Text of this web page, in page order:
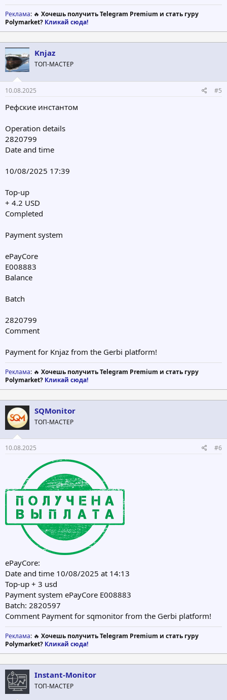
Реклама: 🔥 Хочешь получить Telegram Premium и стать гуру
Polymarket? Кликай сюда!
Knjaz
ТОП-МАСТЕР
10.08.2025 #5
Рефские инстантом
Operation details
2820799
Date and time
10/08/2025 17:39
Top-up
+ 4.2 USD
Completed
Payment system
ePayCore
E008883
Balance
Batch
2820799
Comment
Payment for Knjaz from the Gerbi platform!
Реклама: 🔥 Хочешь получить Telegram Premium и стать гуру
Polymarket? Кликай сюда!
SQMonitor
ТОП-МАСТЕР
10.08.2025 #6
ePayCore:
Date and time 10/08/2025 at 14:13
Top-up + 3 usd
Payment system ePayCore E008883
Batch: 2820597
Comment Payment for sqmonitor from the Gerbi platform!
Реклама: 🔥 Хочешь получить Telegram Premium и стать гуру
Polymarket? Кликай сюда!
Instant-Monitor
ТОП-МАСТЕР